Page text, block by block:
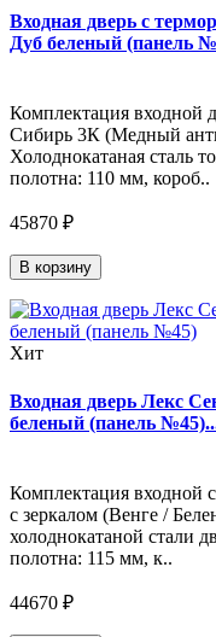
Входная дверь с
Дуб беленый (панель
Комплектация входной
Сибирь 3К (Медный
Холоднокатаная сталь
полотна: 110 мм, короб..
45870 ₽
В корзину
Хит
Входная дверь Лекс
беленый (панель
Комплектация входной
с зеркалом (Венге /
холоднокатаной стали
полотна: 115 мм, к..
44670 ₽